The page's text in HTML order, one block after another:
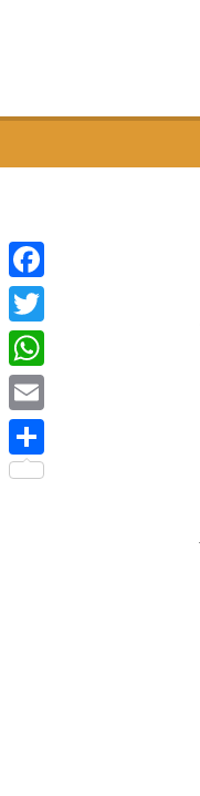
Facebook
Twitter
WhatsApp
Email
Compartir